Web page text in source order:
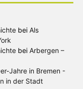
bei Als
bei Arbergen –
Jahre in Bremen -
in der Stadt